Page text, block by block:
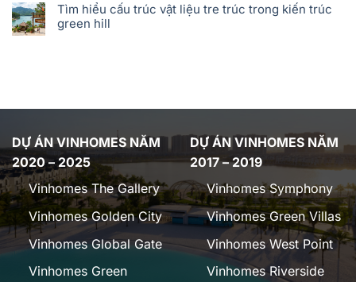
Tìm hiểu cấu trúc vật liệu tre trúc trong kiến trúc
green hill
DỰ ÁN VINHOMES NĂM
2020 – 2025
Vinhomes The Gallery
Vinhomes Golden City
Vinhomes Global Gate
Vinhomes Green
DỰ ÁN VINHOMES NĂM
2017 – 2019
Vinhomes Symphony
Vinhomes Green Villas
Vinhomes West Point
Vinhomes Riverside